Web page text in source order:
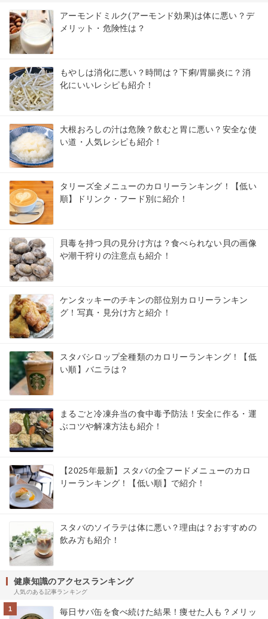
アーモンドミルク(アーモンド効果)は体に悪い？デ
メリット・危険性は？
もやしは消化に悪い？時間は？下痢/胃腸炎に？消
化にいいレシピも紹介！
大根おろしの汁は危険？飲むと胃に悪い？安全な使
い道・人気レシピも紹介！
タリーズ全メニューのカロリーランキング！【低い
順】ドリンク・フード別に紹介！
貝毒を持つ貝の見分け方は？食べられない貝の画像
や潮干狩りの注意点も紹介！
ケンタッキーのチキンの部位別カロリーランキン
グ！写真・見分け方と紹介！
スタバシロップ全種類のカロリーランキング！【低
い順】バニラは？
まるごと冷凍弁当の食中毒予防法！安全に作る・運
ぶコツや解凍方法も紹介！
【2025年最新】スタバの全フードメニューのカロ
リーランキング！【低い順】で紹介！
スタバのソイラテは体に悪い？理由は？おすすめの
飲み方も紹介！
健康知識のアクセスランキング
人気のある記事ランキング
1
毎日サバ缶を食べ続けた結果！痩せた人も？メリッ